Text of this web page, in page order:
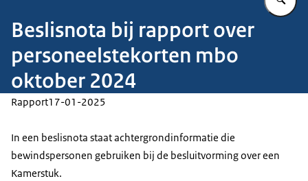
Beslisnota bij rapport over
personeelstekorten mbo
oktober 2024
Rapport17-01-2025
In een beslisnota staat achtergrondinformatie die
bewindspersonen gebruiken bij de besluitvorming over een
Kamerstuk.